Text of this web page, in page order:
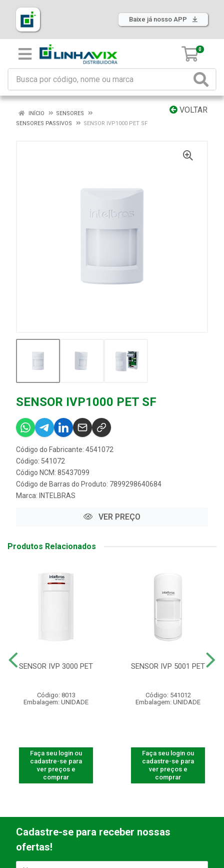
Baixe já nosso APP
0
VOLTAR
INÍCIO
SENSORES
SENSORES PASSIVOS
SENSOR IVP1000 PET SF
SENSOR IVP1000 PET SF
Código do Fabricante: 4541072
Código: 541072
Código NCM: 85437099
Código de Barras do Produto: 7899298640684
Marca: INTELBRAS
VER PREÇO
Produtos Relacionados
SENSOR IVP 3000 PET
Código: 8013
Embalagem: UNIDADE
Faça seu login ou
cadastre-se para
ver preços e
comprar
SENSOR IVP 5001 PET
Código: 541012
Embalagem: UNIDADE
Faça seu login ou
cadastre-se para
ver preços e
comprar
Cadastre-se para receber nossas
ofertas!